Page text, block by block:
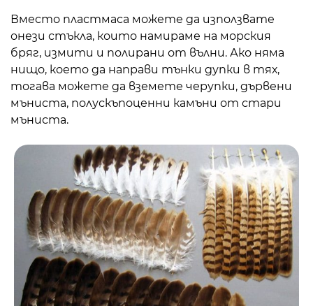
Вместо пластмаса можете да използвате
онези стъкла, които намираме на морския
бряг, измити и полирани от вълни. Ако няма
нищо, което да направи тънки дупки в тях,
тогава можете да вземете черупки, дървени
мъниста, полускъпоценни камъни от стари
мъниста.